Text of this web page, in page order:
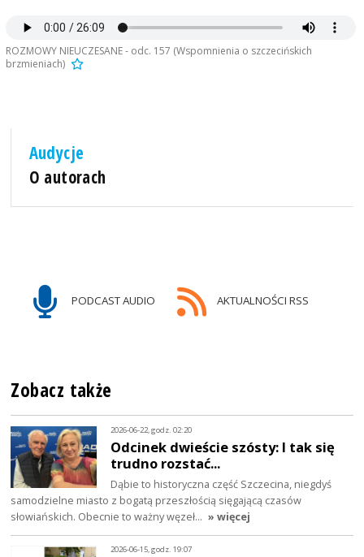
ROZMOWY NIEUCZESANE - odc. 157 (Wspomnienia o szczecińskich
brzmieniach)
Audycje
O autorach
PODCAST AUDIO AKTUALNOŚCI RSS
Zobacz także
2026-06-22, godz. 02:20
Odcinek dwieście szósty: I tak się
trudno rozstać...
Dąbie to historyczna część Szczecina, niegdyś
samodzielne miasto z bogatą przeszłością sięgającą czasów
słowiańskich. Obecnie to ważny węzeł… » więcej
2026-06-15, godz. 19:07